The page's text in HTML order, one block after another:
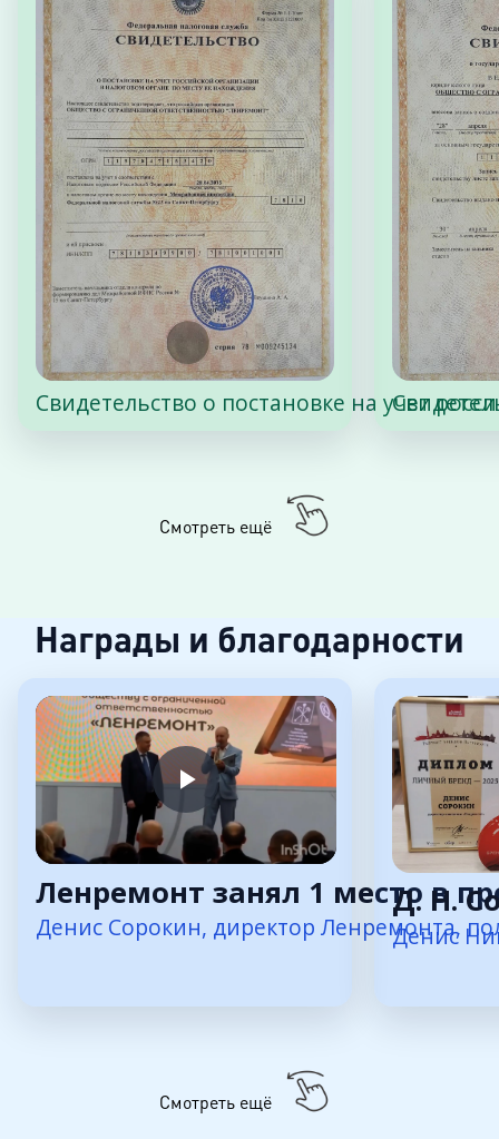
Свидетельство о постановке на учет
Смотреть ещё
Награды и благодарности
Ленремонт занял 1 место в
Денис Сорокин, директор Ленремонта,
Д. Н.
Денис
Смотреть ещё